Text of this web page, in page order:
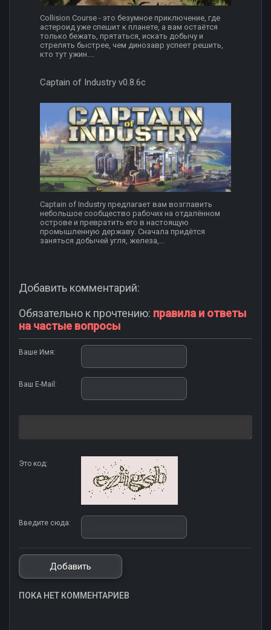
Collision Course - это безумное приключение, где
астероид уже спешит к планете, а вам остаётся
только бежать, прятаться, искать добычу и
стрелять быстрее, чем динозавр успеет решить,
кто тут ужин....
Captain of Industry v0.8.6c
Captain of Industry предлагает вам возглавить
небольшое сообщество рабочих на отдалённом
острове и превратить его в настоящую
промышленную державу. Сначала придётся
заняться добычей угля, железа,...
Добавить комментарий:
Обязательно к прочтению: правила и ответы
на частые вопросы
Ваше Имя:
Ваш E-Mail:
Это код:
Введите сюда:
ПОКА НЕТ КОММЕНТАРИЕВ